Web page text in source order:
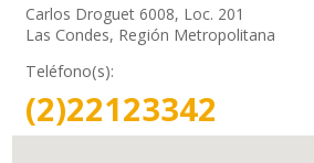
Carlos Droguet 6008, Loc. 201
Las Condes, Región Metropolitana
Teléfono(s):
(2)22123342